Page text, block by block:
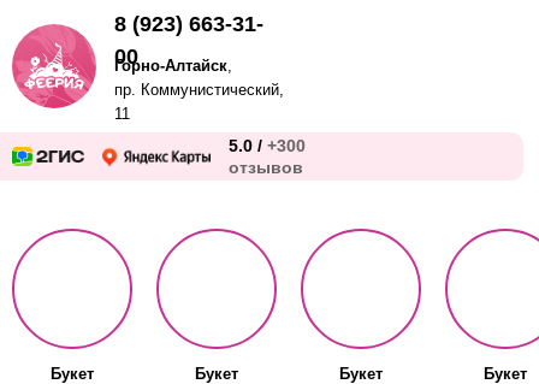
5.0 / +300
отзывов
Горно-Алтайск,
пр. Коммунистический,
11
8 (923) 663-31-
00
Букет
Букет
Букет
Букет